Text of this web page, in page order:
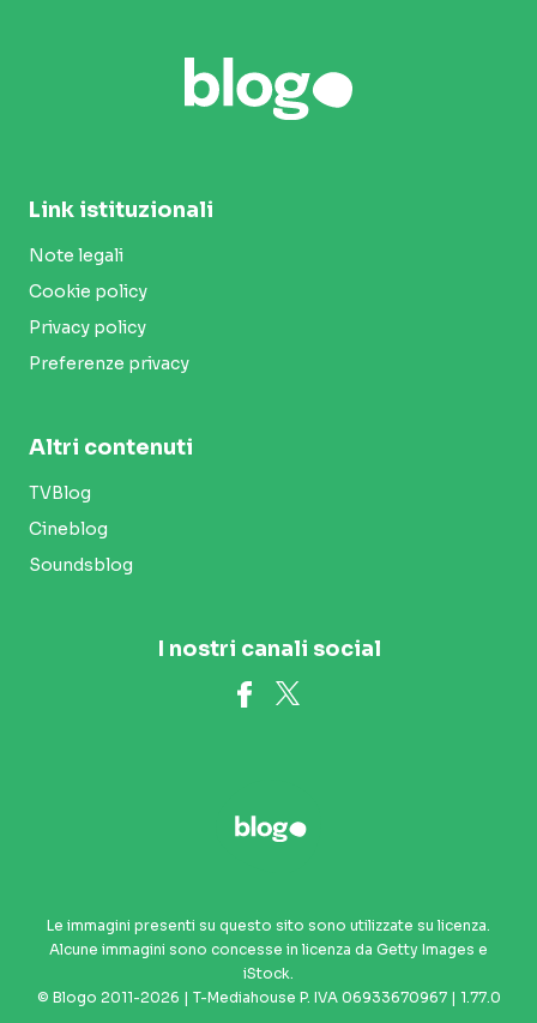
Link istituzionali
Note legali
Cookie policy
Privacy policy
Preferenze privacy
Altri contenuti
TVBlog
Cineblog
Soundsblog
I nostri canali social
Le immagini presenti su questo sito sono utilizzate su licenza.
Alcune immagini sono concesse in licenza da Getty Images e
iStock.
© Blogo 2011-2026 | T-Mediahouse P. IVA 06933670967 | 1.77.0